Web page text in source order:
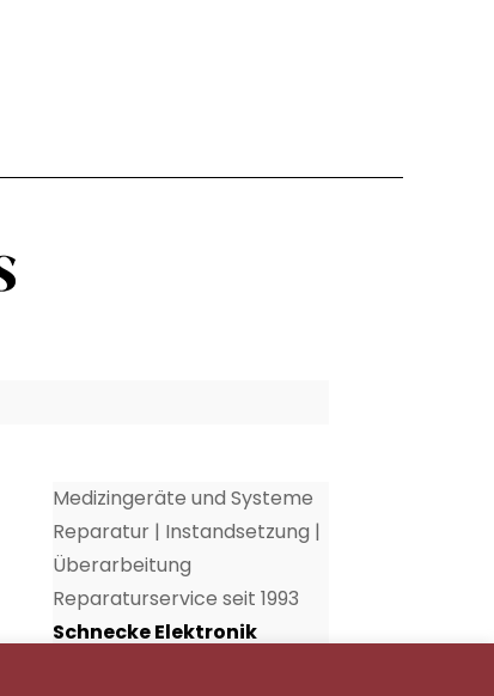
Medizingeräte und Systeme
Reparatur | Instandsetzung |
Überarbeitung
Reparaturservice seit 1993
Schnecke Elektronik